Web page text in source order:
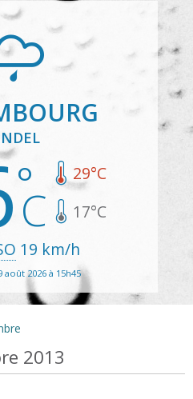
29°C
17°C
19 km/h
août 2026 à 15h45
2013